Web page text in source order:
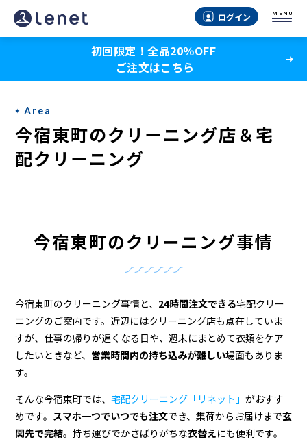
今
宿
町
の
ク
リ
＆
宅
配
ク
リ
ー
ログイン MENU
初回限定！全品20％OFF
ご注文はこちら
Area
今宿東町のクリーニング店＆宅
配クリーニング
今宿東町のクリーニング事情
今宿東町のクリーニング事情と、 24時間注文できる宅配クリー
ニングのご案内です。近辺にはクリーニング店も点在していま
すが、仕事の帰りが遅くなる日や、週末にまとめて衣類をケア
したいときなど、 営業時間内の持ち込みが難しい場面もありま
す。
そんな今宿東町では、 宅配クリーニング「リネット」 がおすす
めです。 スマホ一つでいつでも注文でき、集荷からお届けまで玄
関先で完結。持ち運びでかさばりがちな衣替えにも便利です。